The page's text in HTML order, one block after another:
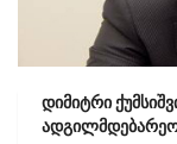
დიმიტრი